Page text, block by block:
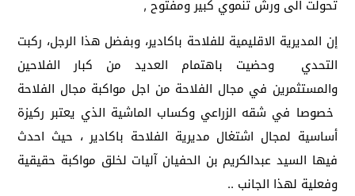
تحولت الى ورش تنموي كبير ومفتوح ,
إن المديرية الاقليمية للفلاحة باكادير، وبفضل هذا الرجل، ركبت
التحدي وحضيت باهتمام العديد من كبار الفلاحين
والمستثمرين في مجال الفلاحة من اجل مواكبة مجال الفلاحة
خصوصا في شقه الزراعي وكساب الماشية الذي يعتبر ركيزة
أساسية لمجال اشتغال مديرية الفلاحة باكادير ، حيث احدث
فيها السيد عبدالكريم بن الحفيان آليات لخلق مواكبة حقيقية
وفعلية لهذا الجانب ..